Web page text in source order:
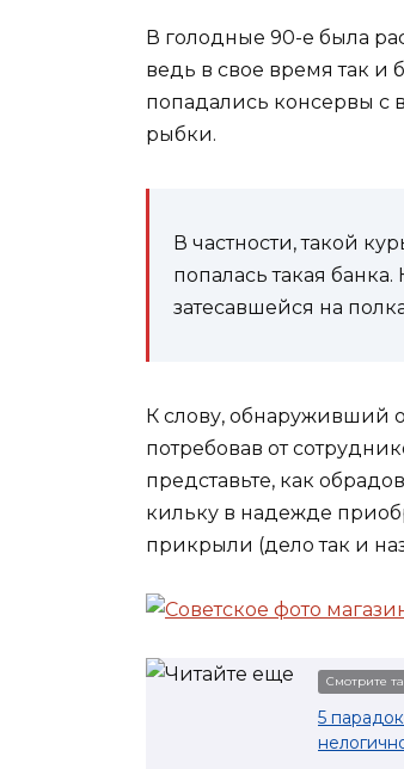
В голодные 90-е была
ведь в свое время так и
попадались консервы с
рыбки.
В частности, такой
попалась такая
затесавшейся на
К слову, обнаруживший
потребовав от
представьте, как
кильку в надежде
прикрыли (дело так и
Смотрите
5